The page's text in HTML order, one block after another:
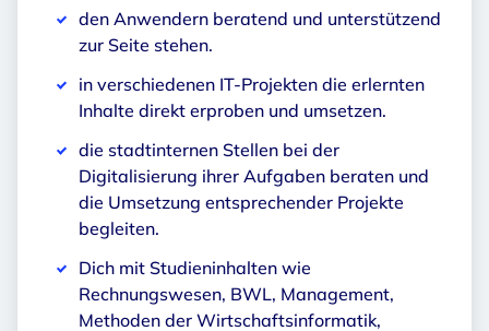
den Anwendern beratend und unterstützend
zur Seite stehen.
in verschiedenen IT-Projekten die erlernten
Inhalte direkt erproben und umsetzen.
die stadtinternen Stellen bei der
Digitalisierung ihrer Aufgaben beraten und
die Umsetzung entsprechender Projekte
begleiten.
Dich mit Studieninhalten wie
Rechnungswesen, BWL, Management,
Methoden der Wirtschaftsinformatik,